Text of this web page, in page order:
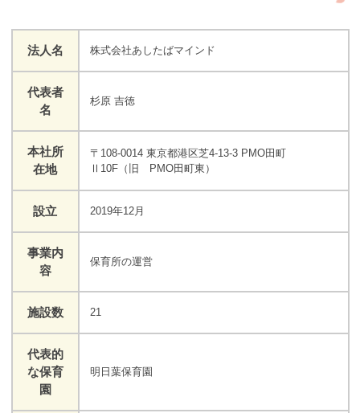
法人名 株式会社あしたばマインド
代表者
名
杉原 吉徳
本社所
在地
〒108-0014 東京都港区芝4-13-3 PMO田町
Ⅱ10F（旧 PMO田町東）
設立 2019年12月
事業内
容
保育所の運営
施設数 21
代表的
な保育
園
明日葉保育園